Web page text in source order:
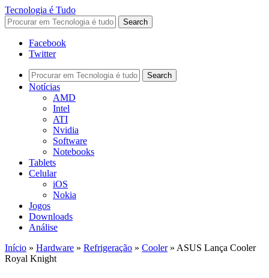
Tecnologia é Tudo
Facebook
Twitter
Notícias
AMD
Intel
ATI
Nvidia
Software
Notebooks
Tablets
Celular
iOS
Nokia
Jogos
Downloads
Análise
Início » Hardware » Refrigeração » Cooler» ASUS Lança Cooler
Royal Knight